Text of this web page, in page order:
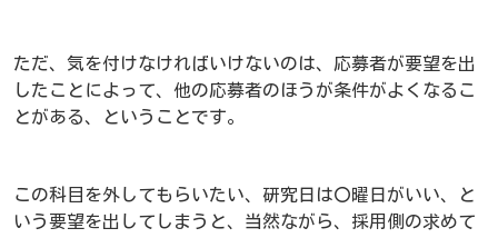
ただ、気を付けなければいけないのは、応募者が要望を出
したことによって、他の応募者のほうが条件がよくなるこ
とがある、ということです。
この科目を外してもらいたい、研究日は〇曜日がいい、と
いう要望を出してしまうと、当然ながら、採用側の求めて